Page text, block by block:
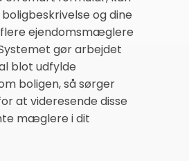
og dine
ejendomsmæglere
gør arbejdet
blot udfylde
boligen, så sørger
at videresende disse
mæglere i dit